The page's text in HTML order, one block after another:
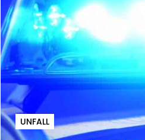
UNFALL